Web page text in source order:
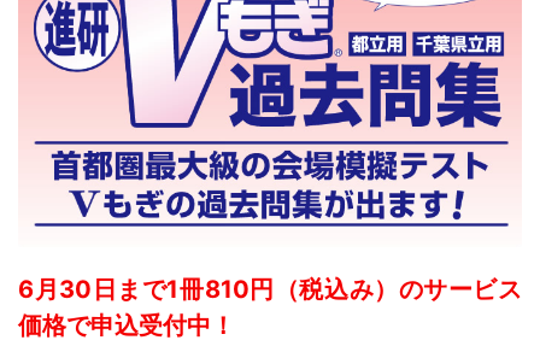
6月30日まで1冊810円（税込み）のサービス
価格で申込受付中！